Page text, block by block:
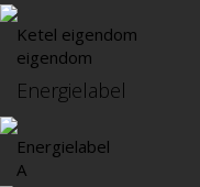
Ketel eigendom
eigendom
Energielabel
Energielabel
A